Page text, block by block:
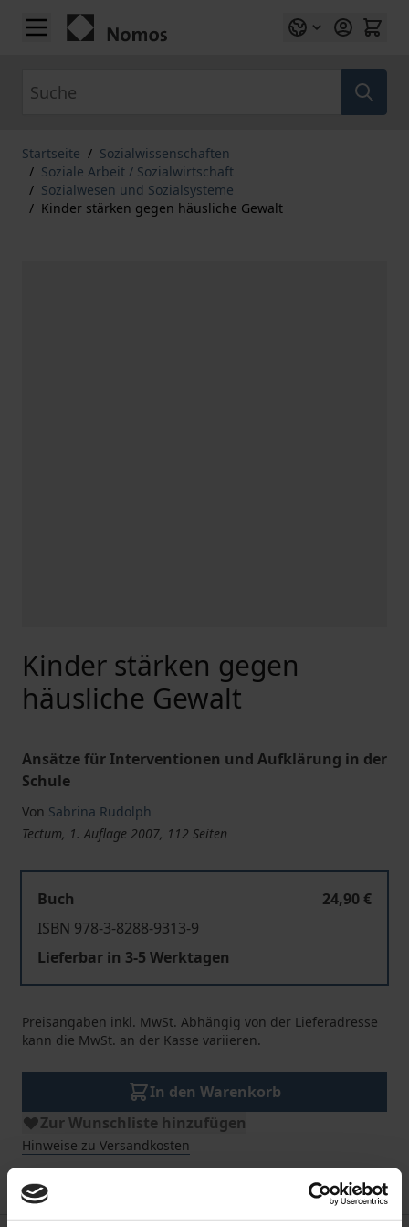
Zum Inhalt springen
Startseite / Sozialwissenschaften
/ Soziale Arbeit / Sozialwirtschaft
/ Sozialwesen und Sozialsysteme
/ Kinder stärken gegen häusliche Gewalt
Kinder stärken gegen
häusliche Gewalt
Ansätze für Interventionen und Aufklärung in der
Schule
Von Sabrina Rudolph
Tectum, 1. Auflage 2007, 112 Seiten
Buch
24,90 €
ISBN 978-3-8288-9313-9
Lieferbar in 3-5 Werktagen
Preisangaben inkl. MwSt. Abhängig von der Lieferadresse
kann die MwSt. an der Kasse variieren.
In den Warenkorb
Zur Wunschliste hinzufügen
Hinweise zu Versandkosten